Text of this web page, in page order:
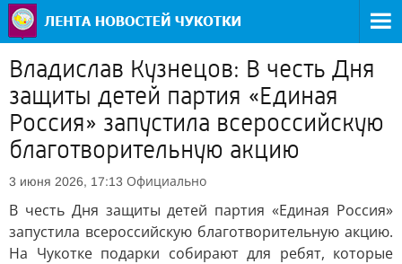
Владислав Кузнецов: В честь Дня
защиты детей партия «Единая
Россия» запустила всероссийскую
благотворительную акцию
3 июня 2026, 17:13 Официально
В честь Дня защиты детей партия «Единая Россия»
запустила всероссийскую благотворительную акцию.
На Чукотке подарки собирают для ребят, которые